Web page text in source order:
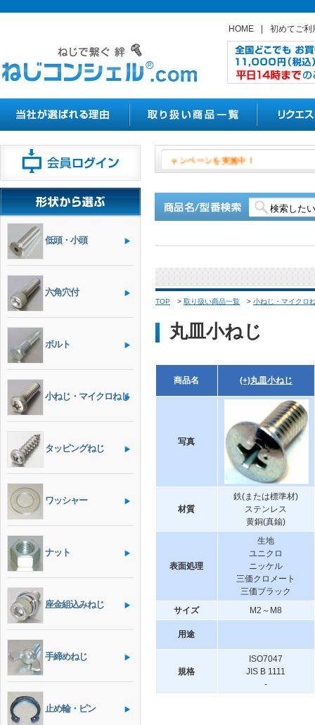
HOME 初めてご利
低頭・小頭
六角穴付
ボルト
小ねじ・マイクロねじ
タッピングねじ
ワッシャー
ナット
座金組込みねじ
手締めねじ
止め輪・ピン
８月１日よりやきつかナット
TOP > 取り扱い商品一覧 > 小ねじ・マイクロ
丸皿小ねじ
商品名 (+)丸皿小ねじ
写真
材質
鉄(または標準材)
ステンレス
黄銅(真鍮)
表面処理
生地
ユニクロ
ニッケル
三価クロメート
三価ブラック
サイズ
M2～M8
用途
規格
ISO7047
JIS B 1111
-